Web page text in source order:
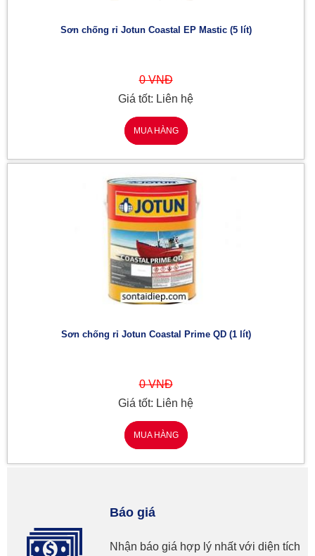
Sơn chống rỉ Jotun Coastal EP Mastic (5 lít)
0 VNĐ
Giá tốt: Liên hệ
MUA HÀNG
Sơn chống rỉ Jotun Coastal Prime QD (1 lít)
0 VNĐ
Giá tốt: Liên hệ
MUA HÀNG
Báo giá
Nhận báo giá hợp lý nhất với diện tích